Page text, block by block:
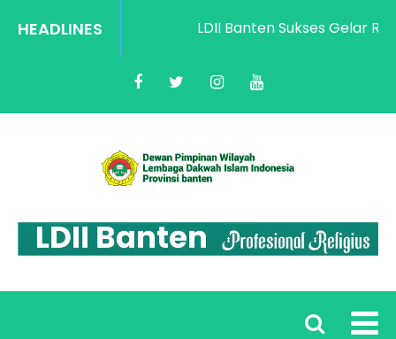
HEADLINES LDII Banten Sukses Gelar